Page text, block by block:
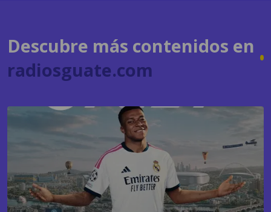
radiosguate.com